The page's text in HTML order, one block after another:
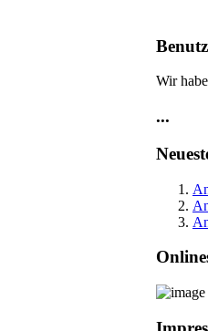
Wir
...